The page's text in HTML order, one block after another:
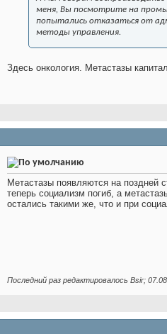
меня, Вы посмотрите на
попытались отказаться от
методы управления.
Здесь онкология. Метастазы
Метастазы появляются на поздней
теперь социализм погиб, а
остались такими же, что и при
Последний раз редактировалось Bsir;